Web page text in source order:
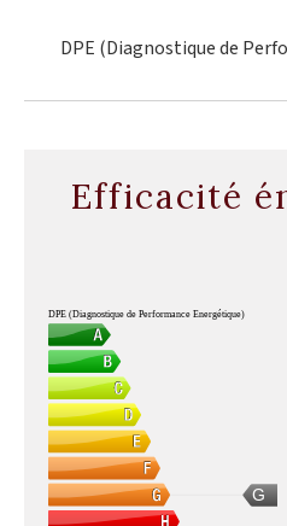
DPE (Diagnostique de
Efficacité
G
DPE (Diagnostique de Performance Energétique)